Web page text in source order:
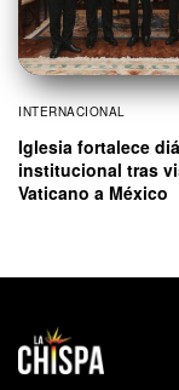
INTERNACIONAL
Iglesia fortalece
institucional tras
Vaticano a México